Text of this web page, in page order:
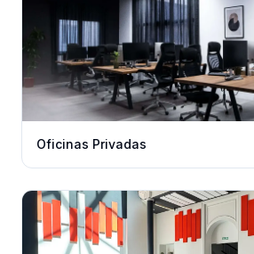
Oficinas Privadas